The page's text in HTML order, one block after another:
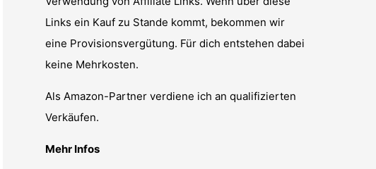
Links ein Kauf zu Stande kommt, bekommen wir
eine Provisionsvergütung. Für dich entstehen dabei
keine Mehrkosten.
Als Amazon-Partner verdiene ich an qualifizierten
Verkäufen.
Mehr Infos